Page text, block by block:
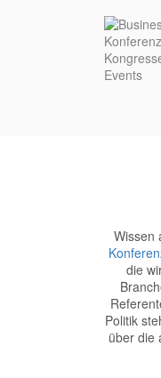
Wissen
die
Politik
über die